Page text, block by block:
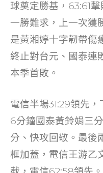
o
k
球奠定勝基，63:61
一勝難求，上一次獲
是黃湘婷十字韌帶傷
終止對台元、國泰連
本季首敗。
電信半場31:29領先
6分鐘國泰黃鈴娟三
分、快攻回敬。最後
框加蓋，電信王游乙